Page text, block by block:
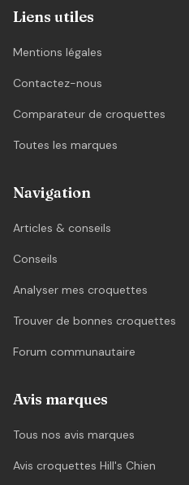
Liens utiles
Mentions légales
Contactez-nous
Comparateur de croquettes
Toutes les marques
Navigation
Articles & conseils
Conseils
Analyser mes croquettes
Trouver de bonnes croquettes
Forum communautaire
Avis marques
Tous nos avis marques
Avis croquettes Hill's Chien